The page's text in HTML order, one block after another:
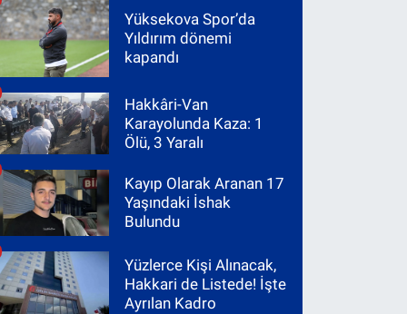
Yüksekova Spor’da
Yıldırım dönemi
kapandı
Hakkâri-Van
Karayolunda Kaza: 1
Ölü, 3 Yaralı
Kayıp Olarak Aranan 17
Yaşındaki İshak
Bulundu
Yüzlerce Kişi Alınacak,
Hakkari de Listede! İşte
Ayrılan Kadro